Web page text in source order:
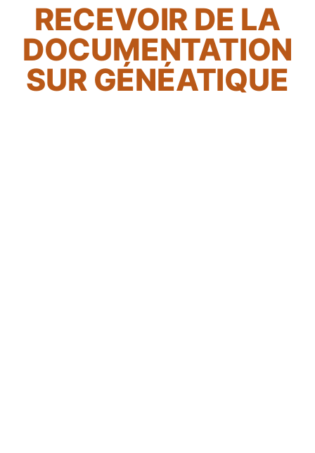
RECEVOIR DE LA
DOCUMENTATION
SUR GÉNÉATIQUE